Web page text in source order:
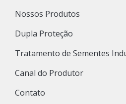
Nossos Produtos
Dupla Proteção
Tratamento de Sementes
Canal do Produtor
Contato